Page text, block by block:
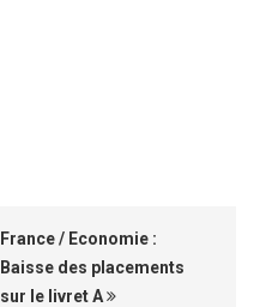
France / Economie :
Baisse des placements
sur le livret A